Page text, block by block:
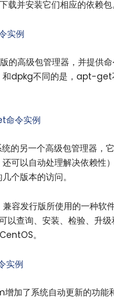
并安装它们相应的依赖包
实例
高级包管理器，并提供命
和dpkg不同的是，apt-get
令实例
另一个高级包管理器，
还可以自动处理解决依赖
个版本的访问。
容发行版所使用的一种软
查询、安装、检验、升
。
实例
加了系统自动更新的功能